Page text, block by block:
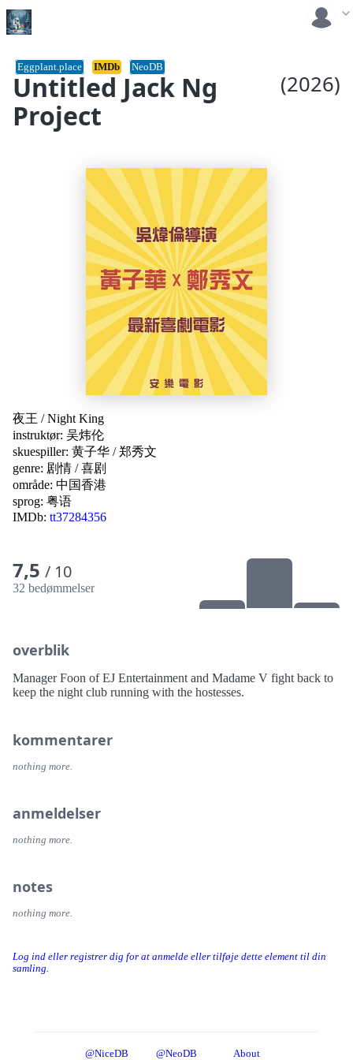
Untitled Jack Ng
Project
(2026)
Eggplant.place IMDb NeoDB
Log ind eller registrer dig for at anmelde eller tilføje dette element til din
samling.
夜王 /Night King
instruktør: 吴炜伦
skuespiller: 黄子华 /郑秀文
genre: 剧情 /喜剧
område: 中国香港
sprog: 粤语
IMDb: tt37284356
7,5 / 10
32 bedømmelser
overblik
Manager Foon of EJ Entertainment and Madame V fight back to
keep the night club running with the hostesses.
kommentarer
nothing more.
anmeldelser
nothing more.
notes
nothing more.
@NiceDB @NeoDB About